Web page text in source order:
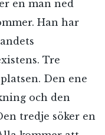
en man ned
Han har
Tre
Den ene
och den
tredje söker en